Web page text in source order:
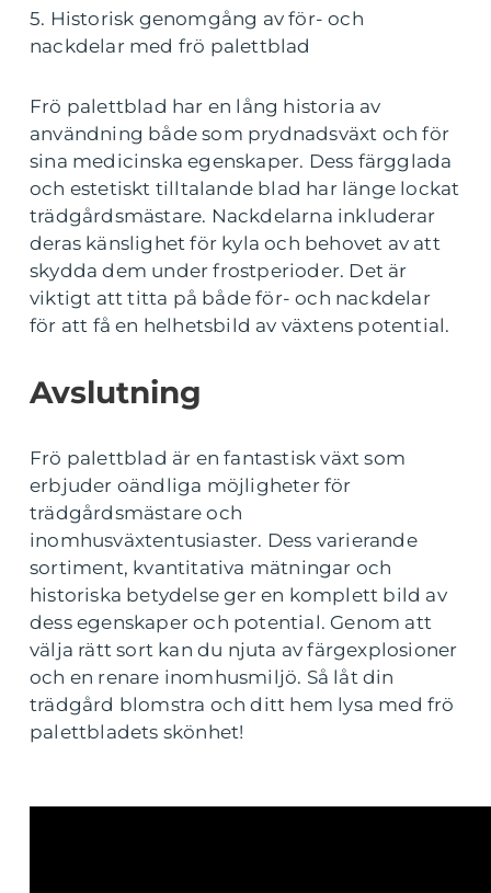
5. Historisk genomgång av för- och
nackdelar med frö palettblad
Frö palettblad har en lång historia av
användning både som prydnadsväxt och för
sina medicinska egenskaper. Dess färgglada
och estetiskt tilltalande blad har länge lockat
trädgårdsmästare. Nackdelarna inkluderar
deras känslighet för kyla och behovet av att
skydda dem under frostperioder. Det är
viktigt att titta på både för- och nackdelar
för att få en helhetsbild av växtens potential.
Avslutning
Frö palettblad är en fantastisk växt som
erbjuder oändliga möjligheter för
trädgårdsmästare och
inomhusväxtentusiaster. Dess varierande
sortiment, kvantitativa mätningar och
historiska betydelse ger en komplett bild av
dess egenskaper och potential. Genom att
välja rätt sort kan du njuta av färgexplosioner
och en renare inomhusmiljö. Så låt din
trädgård blomstra och ditt hem lysa med frö
palettbladets skönhet!